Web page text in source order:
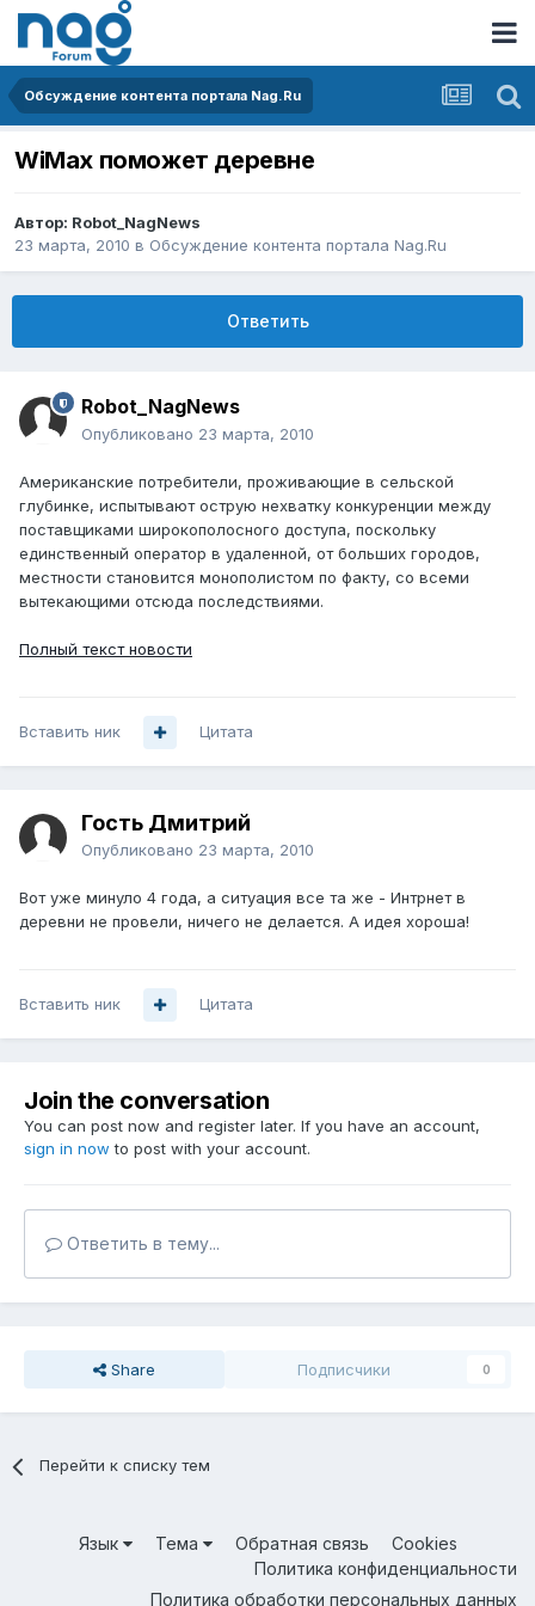
Обсуждение контента портала Nag.Ru
WiMax поможет деревне
Автор: Robot_NagNews
23 марта, 2010 в Обсуждение контента портала Nag.Ru
Ответить
Robot_NagNews
Опубликовано 23 марта, 2010
Американские потребители, проживающие в сельской
глубинке, испытывают острую нехватку конкуренции между
поставщиками широкополосного доступа, поскольку
единственный оператор в удаленной, от больших городов,
местности становится монополистом по факту, со всеми
вытекающими отсюда последствиями.
Полный текст новости
Вставить ник Цитата
Гость Дмитрий
Опубликовано 23 марта, 2010
Вот уже минуло 4 года, а ситуация все та же - Интрнет в
деревни не провели, ничего не делается. А идея хороша!
Вставить ник Цитата
Join the conversation
You can post now and register later. If you have an account,
sign in now to post with your account.
Ответить в тему...
Share Подписчики 0
Перейти к списку тем
Язык Тема Обратная связь
Cookies
Политика конфиденциальности
Политика обработки персональных данных